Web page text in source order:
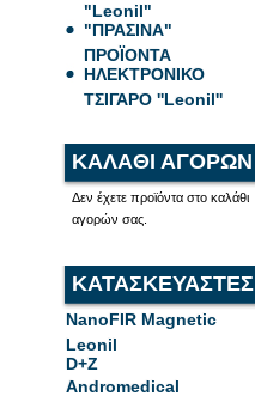
"Leonil"
"ΠΡΑΣΙΝΑ"
ΠΡΟΪΟΝΤΑ
ΗΛΕΚΤΡΟΝΙΚΟ
ΤΣΙΓΑΡΟ ''Leonil''
ΚΑΛΑΘΙ ΑΓΟΡΩΝ
Δεν έχετε προϊόντα στο καλάθι
αγορών σας.
ΚΑΤΑΣΚΕΥΑΣΤΕΣ
NanoFIR Magnetic
Leonil
D+Z
Andromedical